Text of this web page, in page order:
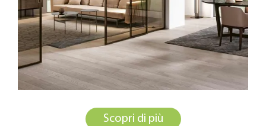
Scopri di più